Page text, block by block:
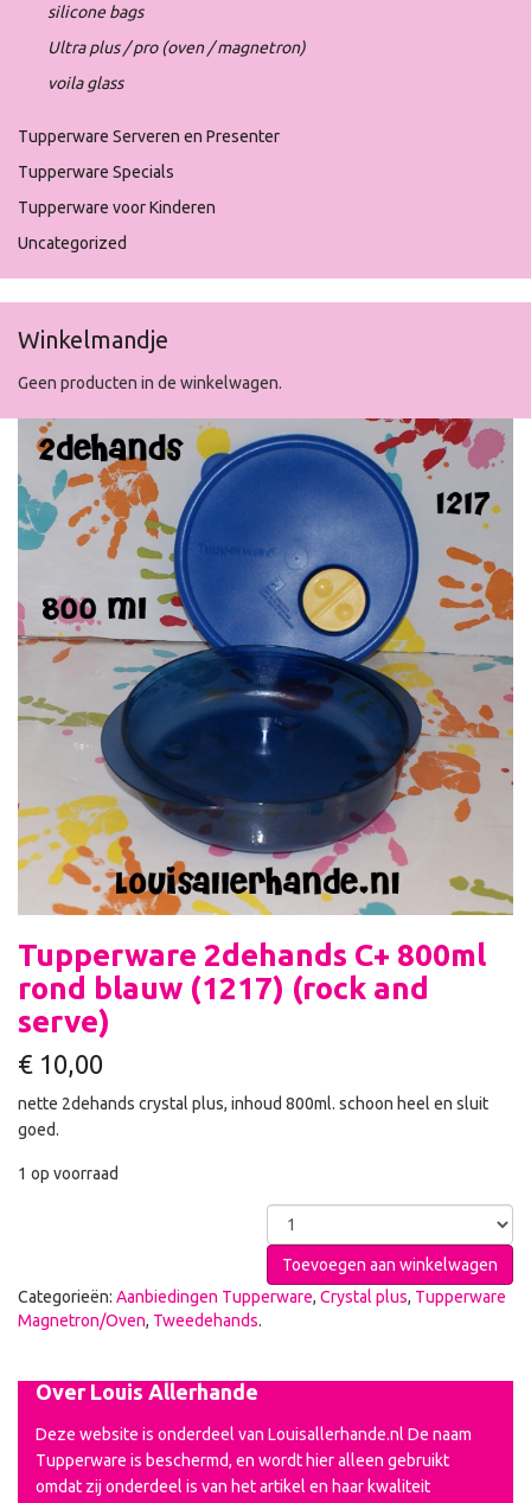
silicone bags
Ultra plus / pro (oven / magnetron)
voila glass
Tupperware Serveren en Presenter
Tupperware Specials
Tupperware voor Kinderen
Uncategorized
Winkelmandje
Geen producten in de winkelwagen.
Tupperware 2dehands C+ 800ml
rond blauw (1217) (rock and
serve)
€ 10,00
nette 2dehands crystal plus, inhoud 800ml. schoon heel en sluit
goed.
1 op voorraad
Toevoegen aan winkelwagen
Categorieën: Aanbiedingen Tupperware, Crystal plus, Tupperware
Magnetron/Oven, Tweedehands.
Over Louis Allerhande
Deze website is onderdeel van Louisallerhande.nl De naam
Tupperware is beschermd, en wordt hier alleen gebruikt
omdat zij onderdeel is van het artikel en haar kwaliteit